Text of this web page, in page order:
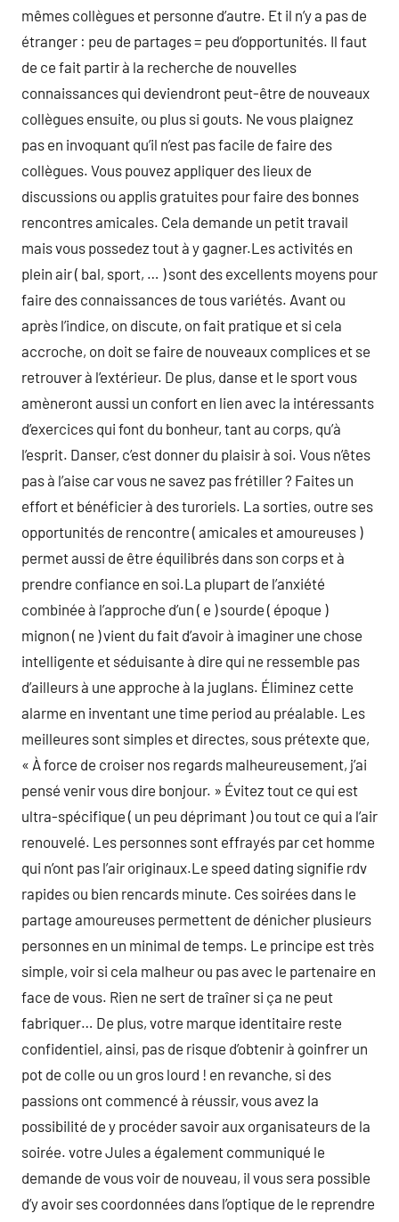
mêmes collègues et personne d’autre. Et il n’y a pas de
étranger : peu de partages = peu d’opportunités. Il faut
de ce fait partir à la recherche de nouvelles
connaissances qui deviendront peut-être de nouveaux
collègues ensuite, ou plus si gouts. Ne vous plaignez
pas en invoquant qu’il n’est pas facile de faire des
collègues. Vous pouvez appliquer des lieux de
discussions ou applis gratuites pour faire des bonnes
rencontres amicales. Cela demande un petit travail
mais vous possedez tout à y gagner.Les activités en
plein air ( bal, sport, … ) sont des excellents moyens pour
faire des connaissances de tous variétés. Avant ou
après l’indice, on discute, on fait pratique et si cela
accroche, on doit se faire de nouveaux complices et se
retrouver à l’extérieur. De plus, danse et le sport vous
amèneront aussi un confort en lien avec la intéressants
d’exercices qui font du bonheur, tant au corps, qu’à
l’esprit. Danser, c’est donner du plaisir à soi. Vous n’êtes
pas à l’aise car vous ne savez pas frétiller ? Faites un
effort et bénéficier à des turoriels. La sorties, outre ses
opportunités de rencontre ( amicales et amoureuses )
permet aussi de être équilibrés dans son corps et à
prendre confiance en soi.La plupart de l’anxiété
combinée à l’approche d’un ( e ) sourde ( époque )
mignon ( ne ) vient du fait d’avoir à imaginer une chose
intelligente et séduisante à dire qui ne ressemble pas
d’ailleurs à une approche à la juglans. Éliminez cette
alarme en inventant une time period au préalable. Les
meilleures sont simples et directes, sous prétexte que,
« À force de croiser nos regards malheureusement, j’ai
pensé venir vous dire bonjour. » Évitez tout ce qui est
ultra-spécifique ( un peu déprimant ) ou tout ce qui a l’air
renouvelé. Les personnes sont effrayés par cet homme
qui n’ont pas l’air originaux.Le speed dating signifie rdv
rapides ou bien rencards minute. Ces soirées dans le
partage amoureuses permettent de dénicher plusieurs
personnes en un minimal de temps. Le principe est très
simple, voir si cela malheur ou pas avec le partenaire en
face de vous. Rien ne sert de traîner si ça ne peut
fabriquer… De plus, votre marque identitaire reste
confidentiel, ainsi, pas de risque d’obtenir à goinfrer un
pot de colle ou un gros lourd ! en revanche, si des
passions ont commencé à réussir, vous avez la
possibilité de y procéder savoir aux organisateurs de la
soirée. votre Jules a également communiqué le
demande de vous voir de nouveau, il vous sera possible
d’y avoir ses coordonnées dans l’optique de le reprendre